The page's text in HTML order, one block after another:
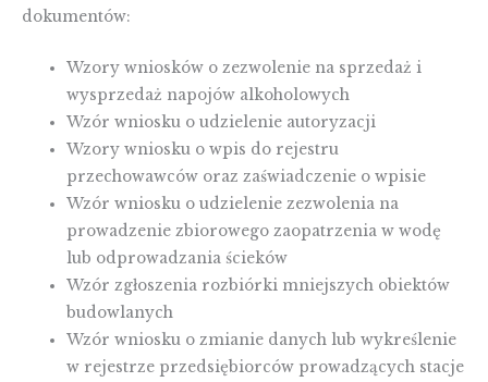
dokumentów:
Wzory wniosków o zezwolenie na sprzedaż i
wysprzedaż napojów alkoholowych
Wzór wniosku o udzielenie autoryzacji
Wzory wniosku o wpis do rejestru
przechowawców oraz zaświadczenie o wpisie
Wzór wniosku o udzielenie zezwolenia na
prowadzenie zbiorowego zaopatrzenia w wodę
lub odprowadzania ścieków
Wzór zgłoszenia rozbiórki mniejszych obiektów
budowlanych
Wzór wniosku o zmianie danych lub wykreślenie
w rejestrze przedsiębiorców prowadzących stacje